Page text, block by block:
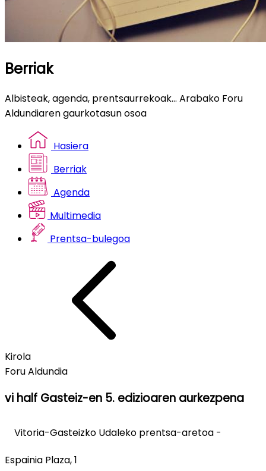
Berriak
Albisteak, agenda, prentsaurrekoak... Arabako Foru
Aldundiaren gaurkotasun osoa
Hasiera
Berriak
Agenda
Multimedia
Prentsa-bulegoa
Kirola
Foru Aldundia
vi half Gasteiz-en 5. edizioaren aurkezpena
Vitoria-Gasteizko Udaleko prentsa-aretoa -
Espainia Plaza, 1